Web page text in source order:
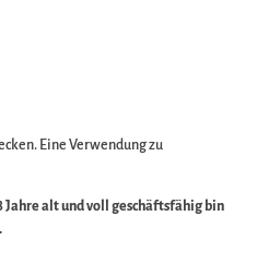
Sie
Eine Verwendung zu
Jahre alt und voll geschäftsfähig bin